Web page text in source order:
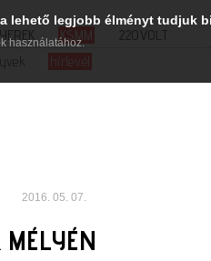
KSMM
220VOLT
hírlevél
2016. 05. 07.
MÉLYÉN
lehető legjobb élményt tudjuk
használatához.